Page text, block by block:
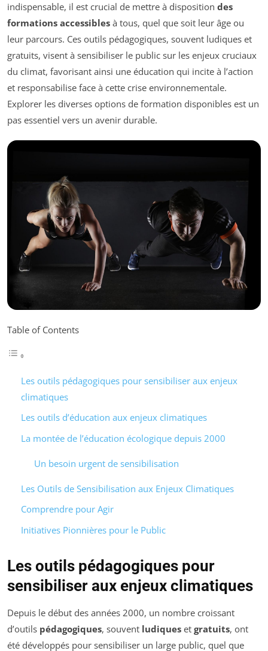
indispensable, il est crucial de mettre à disposition des
formations accessibles à tous, quel que soit leur âge ou
leur parcours. Ces outils pédagogiques, souvent ludiques et
gratuits, visent à sensibiliser le public sur les enjeux cruciaux
du climat, favorisant ainsi une éducation qui incite à l’action
et responsabilise face à cette crise environnementale.
Explorer les diverses options de formation disponibles est un
pas essentiel vers un avenir durable.
Table of Contents
Les outils pédagogiques pour sensibiliser aux enjeux
climatiques
Les outils d’éducation aux enjeux climatiques
La montée de l’éducation écologique depuis 2000
Un besoin urgent de sensibilisation
Les Outils de Sensibilisation aux Enjeux Climatiques
Comprendre pour Agir
Initiatives Pionnières pour le Public
Les outils pédagogiques pour
sensibiliser aux enjeux climatiques
Depuis le début des années 2000, un nombre croissant
d’outils pédagogiques, souvent ludiques et gratuits, ont
été développés pour sensibiliser un large public, quel que